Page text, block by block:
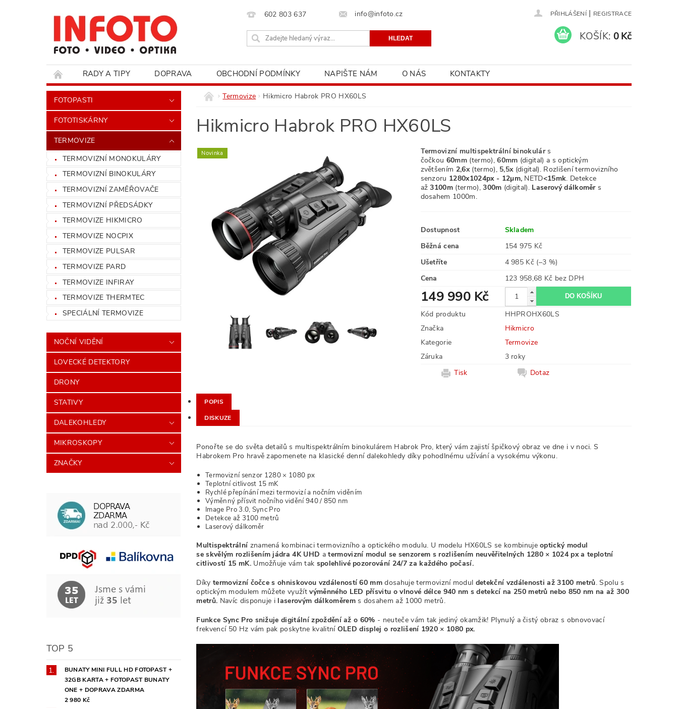
602 803 637 info@infoto.cz PŘIHLÁŠENÍ | REGISTRACE
KOŠÍK: 0 Kč
RADY A TIPY DOPRAVA OBCHODNÍ PODMÍNKY NAPIŠTE NÁM O NÁS
KONTAKTY
HODNOCENÍ OBCHODU
FOTOPASTI
FOTOTISKÁRNY
TERMOVIZE
TERMOVIZNÍ MONOKULÁRY
TERMOVIZNÍ BINOKULÁRY
TERMOVIZNÍ ZAMĚŘOVAČE
TERMOVIZNÍ PŘEDSÁDKY
TERMOVIZE HIKMICRO
TERMOVIZE NOCPIX
TERMOVIZE PULSAR
TERMOVIZE PARD
TERMOVIZE INFIRAY
TERMOVIZE THERMTEC
SPECIÁLNÍ TERMOVIZE
NOČNÍ VIDĚNÍ
LOVECKÉ DETEKTORY
DRONY
STATIVY
DALEKOHLEDY
MIKROSKOPY
ZNAČKY
TOP 5
BUNATY MINI FULL HD FOTOPAST +
32GB KARTA + FOTOPAST BUNATY
ONE + DOPRAVA ZDARMA
2 980 Kč
Termovize Hikmicro Habrok PRO HX60LS
Hikmicro Habrok PRO HX60LS
Novinka Termovizní multispektrální binokulárs
čočkou 60mm (termo),60mm (digital) a s optickým
zvětšením 2,6x (termo), 5,5x (digital). Rozlišení termovizního
senzoru 1280x1024px - 12µm, NETD<15mk. Detekce
až3100m (termo),300m (digital). Laserový dálkoměrs
dosahem 1000m.
Dostupnost
Skladem
Běžná cena
154 975 Kč
Ušetříte
4 985 Kč (–3 %)
Cena
123 958,68 Kč bez DPH
149 990 Kč
Kód produktu
HHPROHX60LS
Značka
Hikmicro
Kategorie
Termovize
Záruka
3 roky
Tisk
Dotaz
POPIS
DISKUZE
Ponořte se do světa detailů s multispektrálním binokulárem Habrok Pro, který vám zajistí špičkový obraz ve dne i v noci. S
Habrokem Pro hravě zapomenete na klasické denní dalekohledy díky pohodlnému užívání a vysokému výkonu.
Termovizní senzor 1280 × 1080 px
Teplotní citlivost 15 mK
Rychlé přepínání mezi termovizí a nočním viděním
Výměnný přísvit nočního vidění 940 / 850 nm
Image Pro 3.0, Sync Pro
Detekce až 3100 metrů
Laserový dálkoměr
Multispektrální znamená kombinaci termovizního a optického modulu. U modelu HX60LS se kombinuje optický modul
se skvělým rozlišením jádra 4K UHD a termovizní modul se senzorem s rozlišením neuvěřitelných 1280 × 1024 px a teplotní
citlivostí 15 mK. Umožňuje vám tak spolehlivé pozorování 24/7 za každého počasí.
Díky termovizní čočce s ohniskovou vzdáleností 60 mmdosahuje termovizní modul detekční vzdálenosti až 3100 metrů. Spolu s
optickým modulem můžete využít výměnného LED přísvitu o vlnové délce 940 nm s detekcí na 250 metrů nebo 850 nm na až 300
metrů. Navíc disponuje i laserovým dálkoměrems dosahem až 1000 metrů.
Funkce Sync Pro snižuje digitální zpoždění až o 60% - neuteče vám tak jediný okamžik! Plynulý a čistý obraz s obnovovací
frekvencí 50 Hz vám pak poskytne kvalitní OLED displej o rozlišení 1920 × 1080 px.